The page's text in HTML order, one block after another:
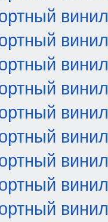
винил
винил
винил
винил
винил
винил
винил
винил
винил